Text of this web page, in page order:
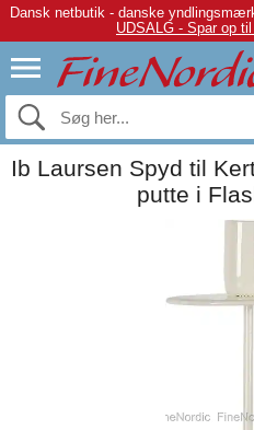
Dansk netbutik - danske
UDSALG - Spar op
Ib Laursen Spyd til
putte i